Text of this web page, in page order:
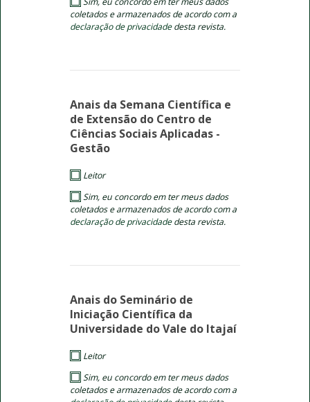
coletados e armazenados de acordo com a
declaração de privacidadedesta revista.
Anais da Semana Científica e
de Extensão do Centro de
Ciências Sociais Aplicadas -
Gestão
Leitor
coletados e armazenados de acordo com a
declaração de privacidadedesta revista.
Anais do Seminário de
Iniciação Científica da
Universidade do Vale do Itajaí
Leitor
coletados e armazenados de acordo com a